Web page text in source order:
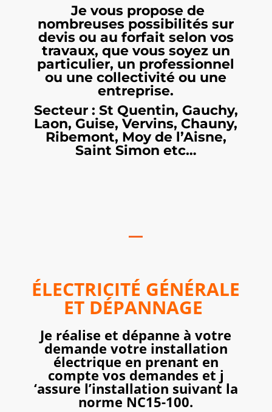
Je vous propose de
nombreuses possibilités sur
devis ou au forfait selon vos
travaux, que vous soyez un
particulier, un professionnel
ou une collectivité ou une
entreprise.
Secteur : St Quentin, Gauchy,
Laon, Guise, Vervins, Chauny,
Ribemont, Moy de l’Aisne,
Saint Simon etc…
ÉLECTRICITÉ GÉNÉRALE
ET DÉPANNAGE
Je réalise et dépanne à votre
demande votre installation
électrique en prenant en
compte vos demandes et j
‘assure l’installation suivant la
norme NC15-100.